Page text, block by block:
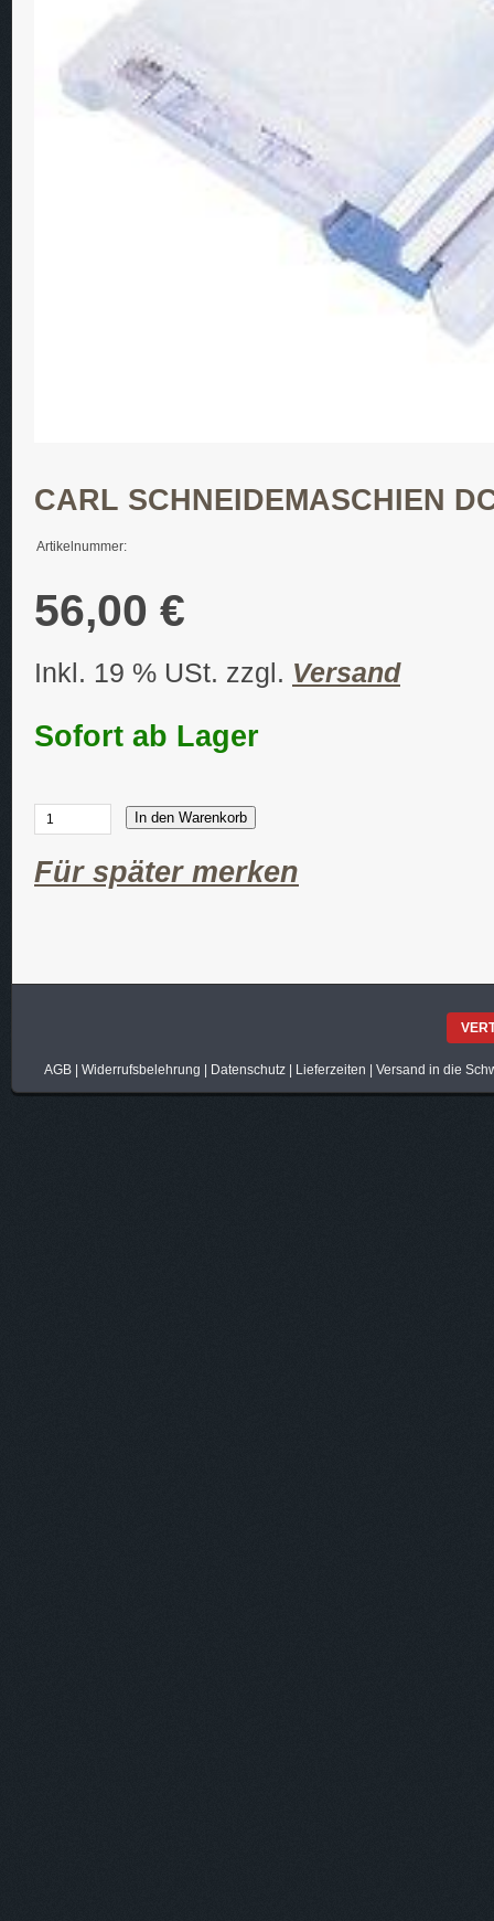
CARL SCHNEIDEMASCHIEN
Artikelnummer:
56,00 €
Inkl. 19 % USt. zzgl. Versand
Sofort ab Lager
In den Warenkorb
Für später merken
AGB| Widerrufsbelehrung Datenschutz| Lieferzeiten Versand in die